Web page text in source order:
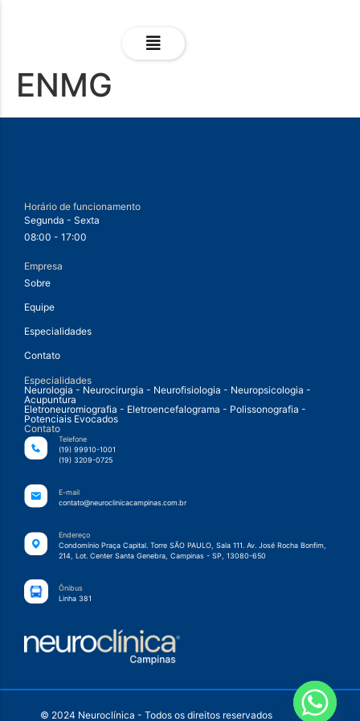
ENMG
Horário de funcionamento
Segunda - Sexta
08:00 - 17:00
Empresa
Sobre
Equipe
Especialidades
Contato
Especialidades
Neurologia - Neurocirurgia - Neurofisiologia - Neuropsicologia -
Acupuntura
Eletroneuromiografia - Eletroencefalograma - Polissonografia -
Potenciais Evocados
Contato
Telefone
(19) 99910-1001
(19) 3209-0725
E-mail
contato@neuroclinicacampinas.com.br
Endereço
Condomínio Praça Capital. Torre SÃO PAULO, Sala 111. Av. José Rocha Bonfim,
214, Lot. Center Santa Genebra, Campinas - SP, 13080-650
Ônibus
Linha 381
© 2024 Neuroclínica - Todos os direitos reservados